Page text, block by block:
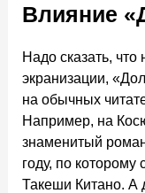
Влияние
Надо сказать, что
экранизации,
на обычных
Например, на
знаменитый
году, по
Такеши Китано. А